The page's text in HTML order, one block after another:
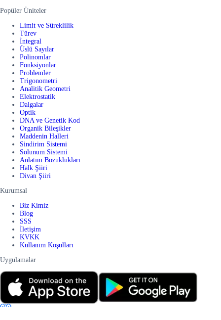
Popüler Üniteler
Limit ve Süreklilik
Türev
İntegral
Üslü Sayılar
Polinomlar
Fonksiyonlar
Problemler
Trigonometri
Analitik Geometri
Elektrostatik
Dalgalar
Optik
DNA ve Genetik Kod
Organik Bileşikler
Maddenin Halleri
Sindirim Sistemi
Solunum Sistemi
Anlatım Bozuklukları
Halk Şiiri
Divan Şiiri
Kurumsal
Biz Kimiz
Blog
SSS
İletişim
KVKK
Kullanım Koşulları
Uygulamalar